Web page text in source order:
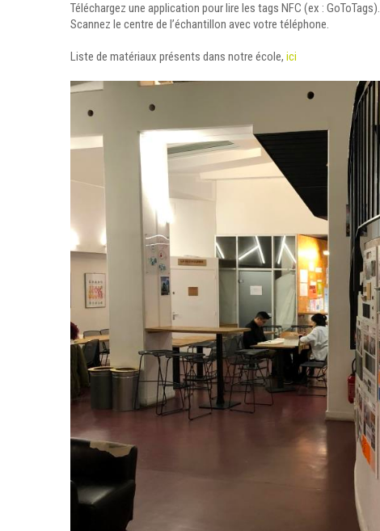
Téléchargez une application pour lire les tags NFC (ex : GoToTags).
Scannez le centre de l’échantillon avec votre téléphone.
Liste de matériaux présents dans notre école, ici